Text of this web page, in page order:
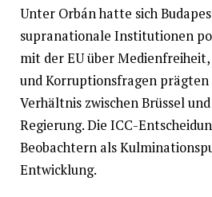
Unter Orbán hatte sich
supranationale Institutionen
mit der EU über
und Korruptionsfragen prägten
Verhältnis zwischen Brüssel
Regierung. Die ICC-
Beobachtern als
Entwicklung.